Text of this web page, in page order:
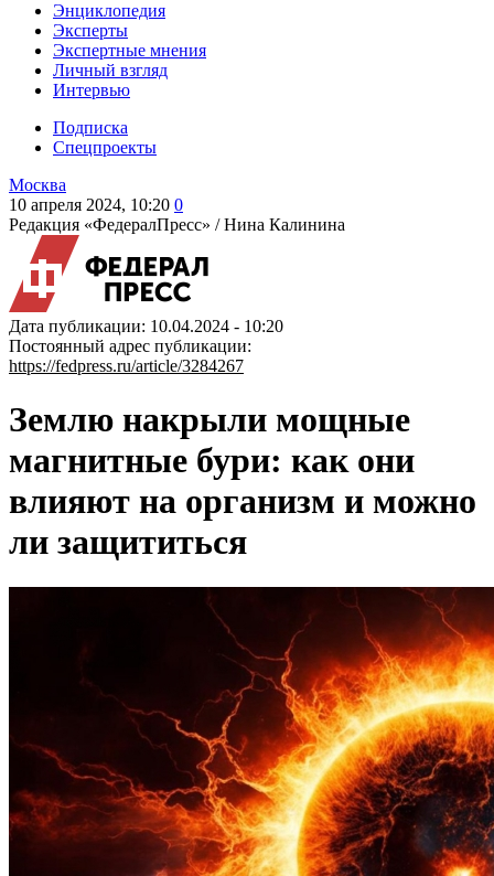
Энциклопедия
Эксперты
Экспертные мнения
Личный взгляд
Интервью
Подписка
Спецпроекты
Москва
10 апреля 2024, 10:20 0
Редакция «ФедералПресс» /Нина Калинина
Дата публикации: 10.04.2024 - 10:20
Постоянный адрес публикации:
https://fedpress.ru/article/3284267
Землю накрыли мощные
магнитные бури: как они
влияют на организм и можно
ли защититься